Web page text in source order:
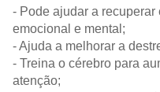
- Pode ajudar a recuperar
emocional e mental;
- Ajuda a melhorar a
- Treina o cérebro para
atenção;